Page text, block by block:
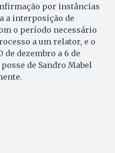
por instâncias
a interposição de
o período necessário
a um relator, e o
de dezembro a 6 de
de Sandro Mabel